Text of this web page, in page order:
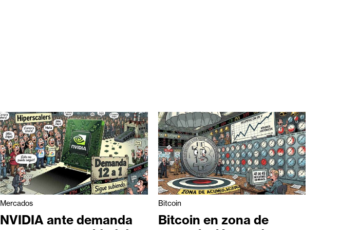
Mercados
NVIDIA ante demanda
Bitcoin
Bitcoin en zona de